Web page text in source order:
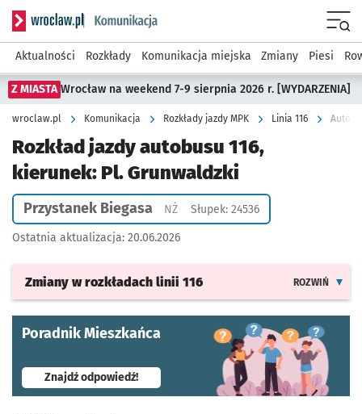
Serwis informacyjny wroclaw.pl podserwis: Komunikacja
Aktualności Rozkłady Komunikacja miejska Zmiany Piesi
Z MIASTA Wrocław na weekend 7-9 sierpnia 2026 r. [WYDARZENIA]
wroclaw.pl Komunikacja Rozkłady jazdy MPK Linia 116
Rozkład jazdy autobusu 116,
kierunek: Pl. Grunwaldzki
Przystanek Biegasa NŻPrzystanek na życzenie
Słupek: 24536
Ostatnia aktualizacja: 20.06.2026
Zmiany w rozkładach linii 116 ROZWIŃ
Poradnik Mieszkańca
Znajdź odpowiedź!- otworzy się w nowej karcie